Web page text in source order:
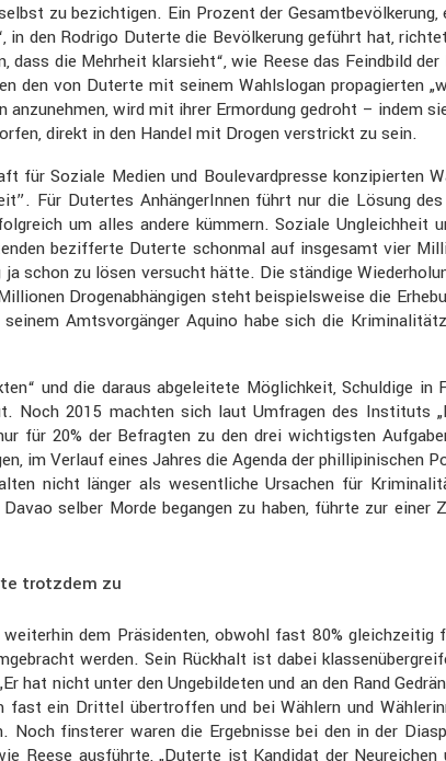
zu bezich­tigen. Ein Prozent der
in den Rodrigo Duterte die Bevöl­ke­rung geführt hat,
dass die Mehrheit klarsieht“, wie Reese das Feind­bild
den von Duterte mit seinem Wahlslogan propa­gierten
wird mit ihrer Ermor­dung gedroht – indem
direkt in den Handel mit Drogen verstrickt zu sein.
für Soziale Medien und Boule­vard­presse konzi­pierten
Für Dutertes Anhän­ge­rInnen führt nur die Lösung
um alles andere kümmern. Soziale Ungleich­heit
bezif­ferte Duterte schonmal auf insge­samt vier
schon zu lösen versucht hätte. Die ständige
Drogen­ab­hän­gigen steht beispiels­weise die
Amtsvor­gänger Aquino habe sich die
und die daraus abgelei­tete Möglich­keit, Schul­dige
Noch 2015 machten sich laut Umfragen des Insti­tuts
für 20% der Befragten zu den drei wichtigsten
im Verlauf eines Jahres die Agenda der philli­pi­ni­schen
nicht länger als wesent­liche Ursachen für
selber Morde begangen zu haben, führte zur
trotzdem zu
dem Präsi­denten, obwohl fast 80% gleich­zeitig
werden. Sein Rückhalt ist dabei
hat nicht unter den Ungebil­deten und an den Rand
ein Drittel übertroffen und bei Wählern und
Noch finsterer waren die Ergeb­nisse bei den in der
Reese ausführte, „Duterte ist Kandidat der